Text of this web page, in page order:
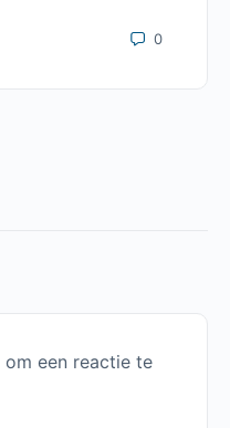
0
om een reactie te